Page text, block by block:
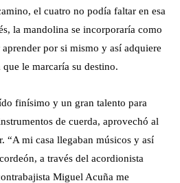
el cuatro no podía faltar en esa
la mandolina se incorporaría como
por si mismo y así adquiere
le marcaría su destino.
finísimo y un gran talento para
de cuerda, aprovechó al
“A mi casa llegaban músicos y así
a través del acordionista
Miguel Acuña me